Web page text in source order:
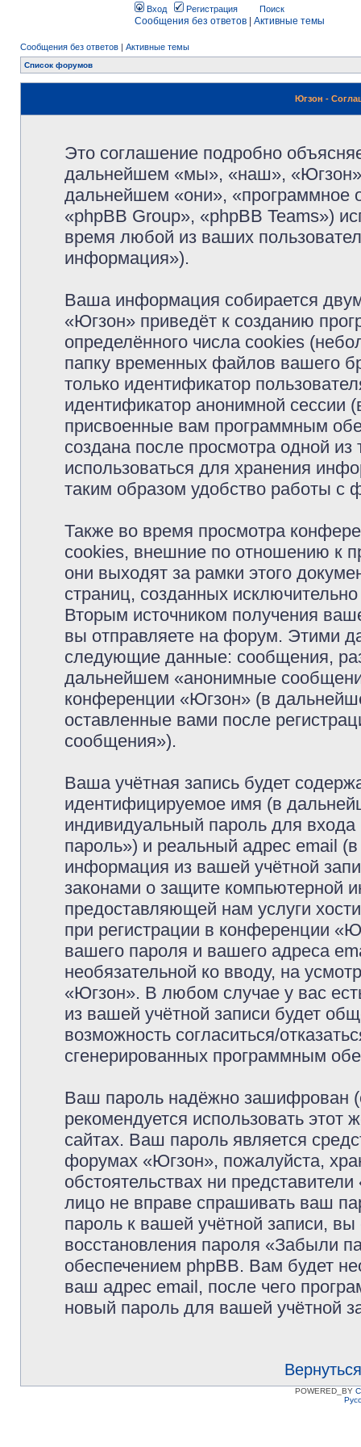
Вход Регистрация Поиск
Сообщения без ответов Активные темы
Сообщения без ответов | Активные темы
Список форумов
Югзон -
Это соглашение подробно
дальнейшем «мы», «наш»,
дальнейшем «они», «программное
«phpBB Group», «phpBB Teams»)
время любой из ваших
информация»).
Ваша информация собирается
«Югзон» приведёт к созданию
определённого числа cookies
папку временных файлов вашего
только идентификатор
идентификатор анонимной сессии
присвоенные вам программным
создана после просмотра одной
использоваться для хранения
таким образом удобство работы с
Также во время просмотра
cookies, внешние по отношению к
они выходят за рамки этого
страниц, созданных
Вторым источником получения
вы отправляете на форум. Этими
следующие данные: сообщения,
дальнейшем «анонимные
конференции «Югзон» (в
оставленные вами после
сообщения»).
Ваша учётная запись будет
идентифицируемое имя (в
индивидуальный пароль для
пароль») и реальный адрес email
информация из вашей учётной
законами о защите компьютерной
предоставляющей нам услуги
при регистрации в конференции
вашего пароля и вашего адреса
необязательной ко вводу, на
«Югзон». В любом случае у вас
из вашей учётной записи будет
возможность согласиться/
сгенерированных программным
Ваш пароль надёжно зашифрован
рекомендуется использовать этот
сайтах. Ваш пароль является
форумах «Югзон», пожалуйста,
обстоятельствах ни
лицо не вправе спрашивать ваш
пароль к вашей учётной записи,
восстановления пароля «Забыли
обеспечением phpBB. Вам будет
ваш адрес email, после чего
новый пароль для вашей учётной
POWERED_BY